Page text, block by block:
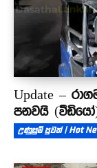
Update –
පනවයි
උණුසුම් පුවත් | Hot